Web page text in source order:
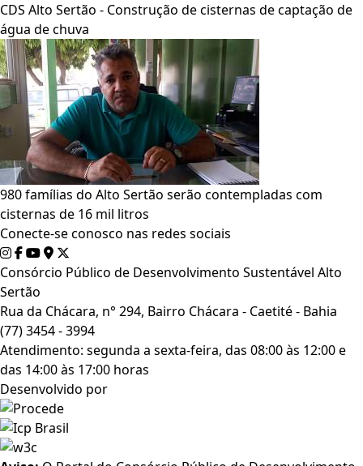
CDS Alto Sertão - Construção de cisternas de captação de
água de chuva
980 famílias do Alto Sertão serão contempladas com
cisternas de 16 mil litros
Conecte-se conosco nas redes sociais
Consórcio Público de Desenvolvimento Sustentável Alto
Sertão
Rua da Chácara, n° 294, Bairro Chácara - Caetité - Bahia
(77) 3454 - 3994
Atendimento: segunda a sexta-feira, das 08:00 às 12:00 e
das 14:00 às 17:00 horas
Desenvolvido por